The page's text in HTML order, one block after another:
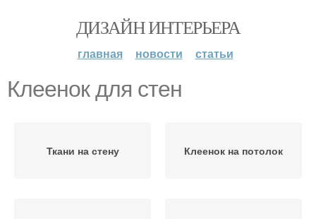
ДИЗАЙН ИНТЕРЬЕРА
главная новости статьи
Клеенок для стен
Ткани на стену Клеенок на потолок